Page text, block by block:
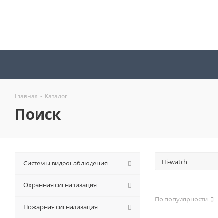
Главная - Каталог
Поиск
По популярности
Системы видеонаблюдения
Охранная сигнализация
Пожарная сигнализация